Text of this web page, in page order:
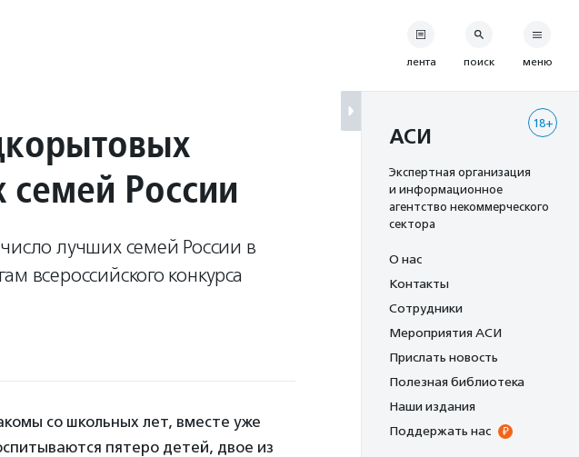
России
лучших семей России в
всероссийского конкурса
со школьных лет, вместе уже
пятеро детей, двое из
лента поиск меню
18+
АСИ
Экспертная организация
и информационное
агентство некоммерческого
сектора
О нас
Контакты
Сотрудники
Мероприятия АСИ
Прислать новость
Полезная библиотека
Наши издания
Поддержать нас